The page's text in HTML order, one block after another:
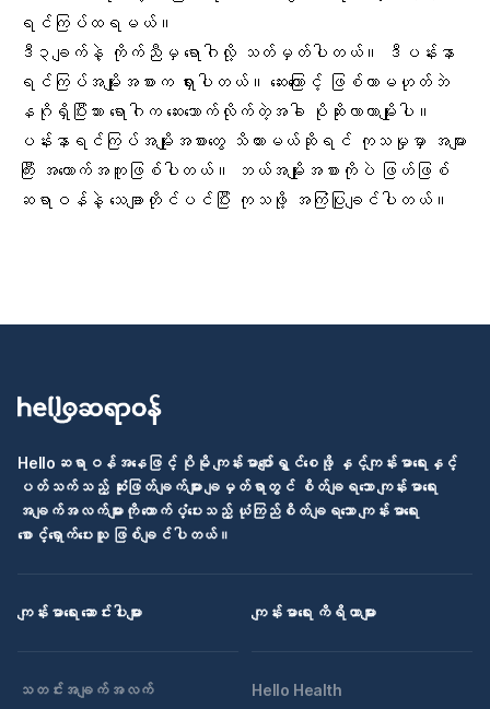
ရင်ကြပ်ထရမယ်။
ဒီ၃ချက်နဲ့ ကိုက်ညီမှ ရောဂါလို့ သတ်မှတ်ပါတယ်။ ဒီပန်းနာ
ရင်ကြပ်အမျိုးအစားက ရှားပါတယ်။ ဆေးကြောင့် ဖြစ်တာမဟုတ်ဘဲ
နဂိုရှိပြီးသား ရောဂါက ဆေးသောက်လိုက်တဲ့အခါ ပိုဆိုးလာတာမျိုးပါ။
ပန်းနာရင်ကြပ်အမျိုးအစားတွေ သိထားမယ်ဆိုရင် ကုသမှုမှာ အများ
ကြီး အထောက်အကူဖြစ်ပါတယ်။ ဘယ်အမျိုးအစားကိုပဲ ဖြဟ်ဖြစ်
ဆရာဝန်နဲ့ သေချာတိုင်ပင်ပြီး ကုသဖို့ အကြံပြုချင်ပါတယ်။
Helloဆရာဝန်အနေဖြင့် ပိုမို ကျန်းမာပျော်ရွှင်စေဖို့ နှင့်ကျန်းမာရေးနှင့်
ပတ်သက်သည့် ဆုံးဖြတ်ချက်များ ချမှတ်ရာတွင် စိတ်ချရသော ကျန်းမာရေး
အချက်အလက်များကို ထောက်ပံ့ပေးသည့် ယုံကြည်စိတ်ချရသော ကျန်းမာရေး
စောင့်ရှောက်ပေးသူ ဖြစ်ချင်ပါတယ်။
ကျန်းမာရေး ဆောင်းပါးများ ကျန်းမာရေး ကိရိယာများ
သတင်းအချက်အလက် Hello Health